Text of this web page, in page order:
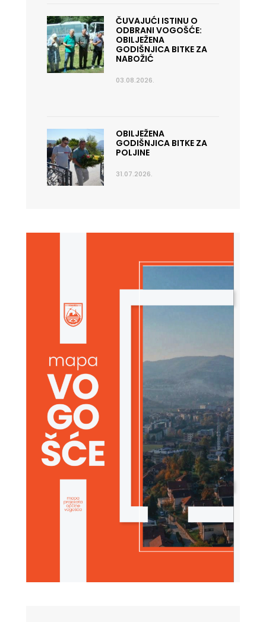
ČUVAJUĆI ISTINU O
ODBRANI VOGOŠĆE:
OBILJEŽENA
GODIŠNJICA BITKE ZA
NABOŽIĆ
03.08.2026.
OBILJEŽENA
GODIŠNJICA BITKE ZA
POLJINE
31.07.2026.